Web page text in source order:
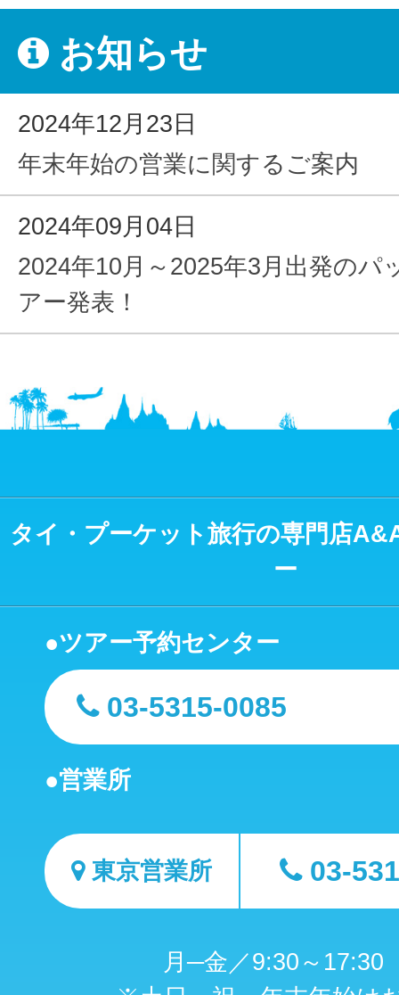
お知らせ
2024年12月23日
年末年始の営業に関するご案内
2024年09月04日
2024年10月～2025年3月出発のパ
アー発表！
タイ・プーケット旅行の専門店
ー
ツアー予約センター
03-5315-0085
営業所
東京営業所 03-
月─金／9:30～